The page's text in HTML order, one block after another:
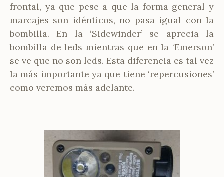
frontal, ya que pese a que la forma general y
marcajes son idénticos, no pasa igual con la
bombilla. En la ‘Sidewinder’ se aprecia la
bombilla de leds mientras que en la ‘Emerson’
se ve que no son leds. Esta diferencia es tal vez
la más importante ya que tiene ‘repercusiones’
como veremos más adelante.